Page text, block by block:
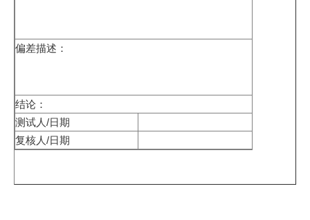
偏差描述：
结论：
测试人/日期
复核人/日期